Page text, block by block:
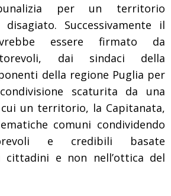
per un territorio
Successivamente il
essere firmato da
dai sindaci della
della regione Puglia per
scaturita da una
un territorio, la Capitanata,
comuni condividendo
e credibili basate
cittadini e non nell’ottica del